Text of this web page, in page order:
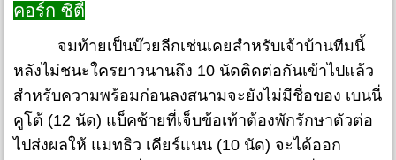
คอร์ก ซิตี้
จมท้ายเป็นบ๊วยลีกเช่นเคยสำหรับเจ้าบ้านทีมนี้
หลังไม่ชนะใครยาวนานถึง 10 นัดติดต่อกันเข้าไปแล้ว
สำหรับความพร้อมก่อนลงสนามจะยังไม่มีชื่อของ เบนนี่
คูโต้ (12 นัด) แบ็คซ้ายที่เจ็บข้อเท้าต้องพักรักษาตัวต่อ
ไปส่งผลให้ แมทธิว เคียร์แนน (10 นัด) จะได้ออก